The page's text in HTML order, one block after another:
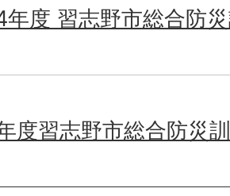
年度 習志野市総合防
度習志野市総合防災